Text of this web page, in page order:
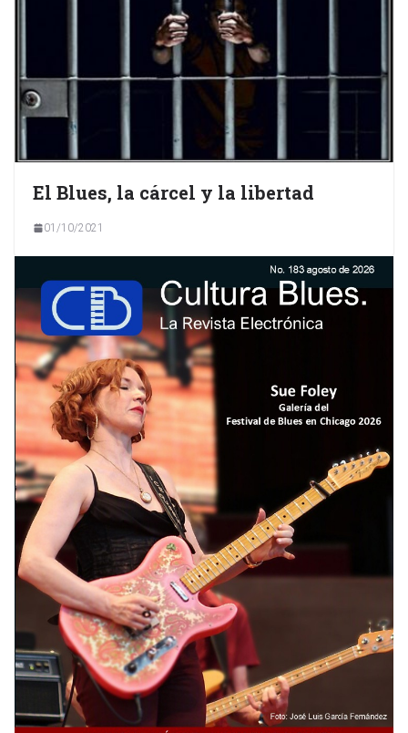
El Blues, la cárcel y la libertad
01/10/2021